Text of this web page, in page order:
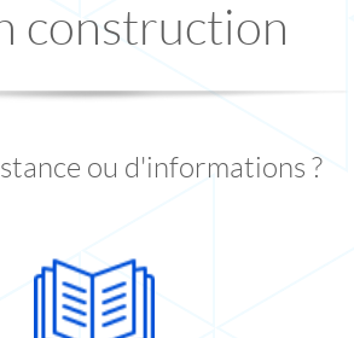
construction
ou d'informations ?